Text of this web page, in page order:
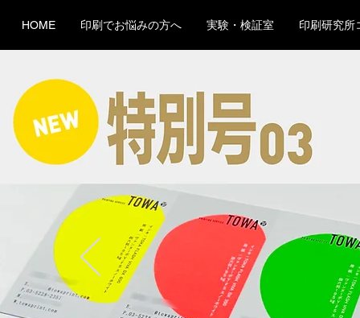
HOME 印刷でお悩みの方へ 実験・検証室 印刷研究所